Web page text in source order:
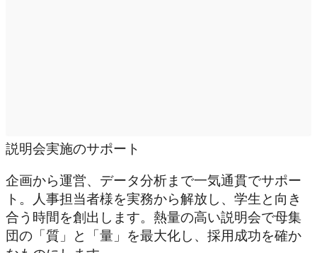
説明会実施のサポート
企画から運営、データ分析まで一気通貫でサポー
ト。人事担当者様を実務から解放し、学生と向き
合う時間を創出します。熱量の高い説明会で母集
団の「質」と「量」を最大化し、採用成功を確か